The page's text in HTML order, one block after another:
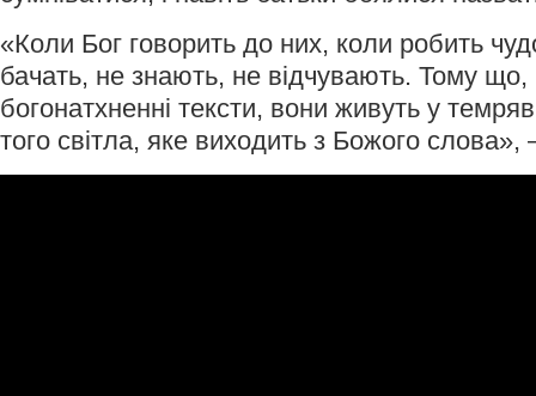
«Коли Бог говорить до них, коли робить
бачать, не знають, не відчувають. Тому що,
богонатхненні тексти, вони живуть у
того світла, яке виходить з Божого